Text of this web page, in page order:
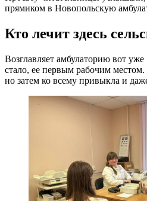
прямиком в Новопольскую
Кто лечит здесь
Возглавляет амбулаторию вот
стало, ее первым рабочим
но затем ко всему привыкла и